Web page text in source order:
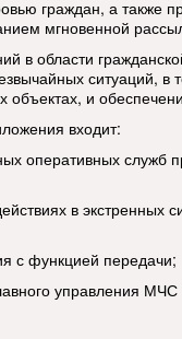
граждан, а также
мгновенной
в области
ситуаций, в
и
входит:
оперативных служб
в экстренных
с функцией передачи;
управления МЧС